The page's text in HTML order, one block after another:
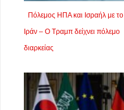
Πόλεμος ΗΠΑ και Ισραήλ με το
Ιράν – Ο Τραμπ δείχνει πόλεμο
διαρκείας